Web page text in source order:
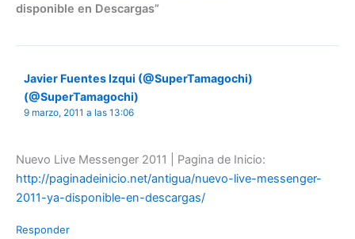
disponible en Descargas”
Javier Fuentes Izqui (@SuperTamagochi)
(@SuperTamagochi)
9 marzo, 2011 a las 13:06
Nuevo Live Messenger 2011 | Pagina de Inicio:
http://paginadeinicio.net/antigua/nuevo-live-messenger-
2011-ya-disponible-en-descargas/
Responder